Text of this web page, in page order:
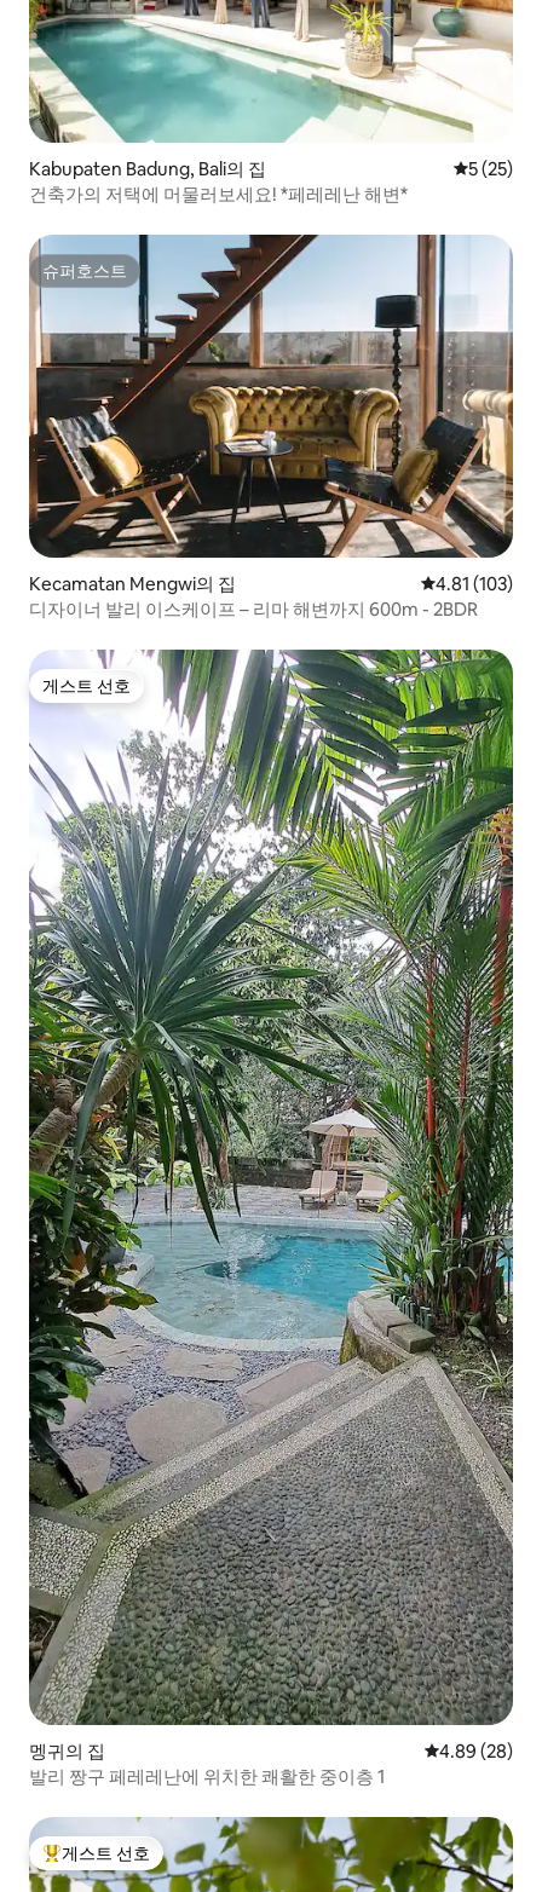
Kabupaten Badung, Bali의 집 평점 5점
5 (25)
건축가의 저택에 머물러보세요! *페레레난 해변*
슈퍼호스트
슈퍼호스트
Kecamatan Mengwi의 집 평점 4.81점(5
4.81 (103)
디자이너 발리 이스케이프 – 리마 해변까지 600m - 2BDR
게스트 선호
게스트 선호
멩귀의 집 평점 4.89점(5
4.89 (28)
발리 짱구 페레레난에 위치한 쾌활한 중이층 1
상위 게스트 선호
게스트 선호